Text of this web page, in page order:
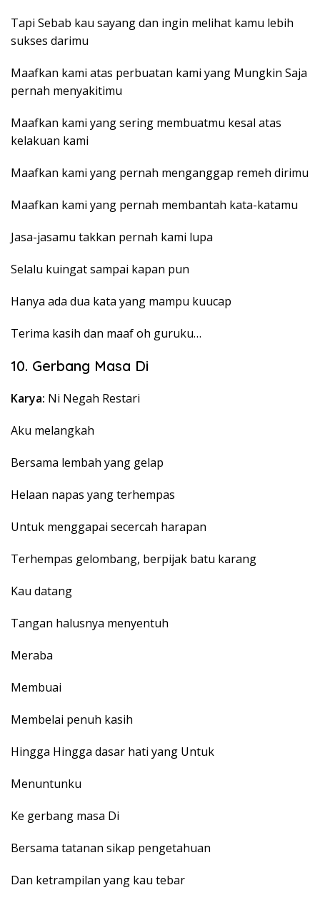
Tapi Sebab kau sayang dan ingin melihat kamu lebih
sukses darimu
Maafkan kami atas perbuatan kami yang Mungkin Saja
pernah menyakitimu
Maafkan kami yang sering membuatmu kesal atas
kelakuan kami
Maafkan kami yang pernah menganggap remeh dirimu
Maafkan kami yang pernah membantah kata-katamu
Jasa-jasamu takkan pernah kami lupa
Selalu kuingat sampai kapan pun
Hanya ada dua kata yang mampu kuucap
Terima kasih dan maaf oh guruku…
10. Gerbang Masa Di
Karya: Ni Negah Restari
Aku melangkah
Bersama lembah yang gelap
Helaan napas yang terhempas
Untuk menggapai secercah harapan
Terhempas gelombang, berpijak batu karang
Kau datang
Tangan halusnya menyentuh
Meraba
Membuai
Membelai penuh kasih
Hingga Hingga dasar hati yang Untuk
Menuntunku
Ke gerbang masa Di
Bersama tatanan sikap pengetahuan
Dan ketrampilan yang kau tebar